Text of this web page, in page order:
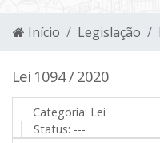
Início Legislação
Lei 1094 / 2020
Categoria: Lei
Status: ---